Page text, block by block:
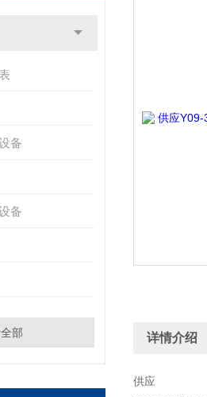
备
备
部 详情介绍
供应